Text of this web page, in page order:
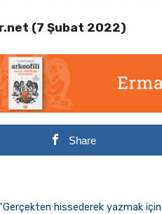
(7 Şubat 2022)
Share
hissederek yazmak